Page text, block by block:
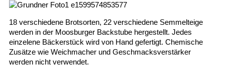
18 verschiedene Brotsorten, 22 verschiedene Semmelteige
werden in der Moosburger Backstube hergestellt. Jedes
einzelene Bäckerstück wird von Hand gefertigt. Chemische
Zusätze wie Weichmacher und Geschmacksverstärker
werden nicht verwendet.